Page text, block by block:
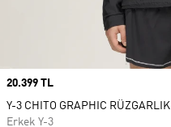
Price
20.399 TL
Y-3 CHITO GRAPHIC RÜZGARLIK
Erkek Y-3